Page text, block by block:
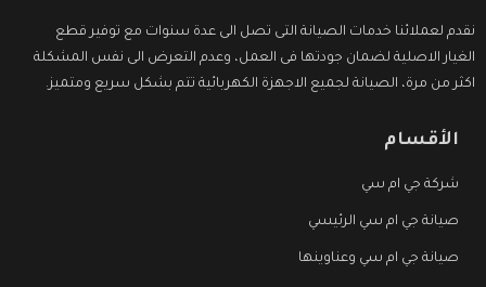
نقدم لعملائنا خدمات الصيانة التى تصل الى عدة سنوات مع توفير قطع
الغيار الاصلية لضمان جودتها فى العمل، وعدم التعرض الى نفس المشكلة
اكثر من مرة، الصيانة لجميع الاجهزة الكهربائية تتم بشكل سريع ومتميز.
الأقسام
شركة جي ام سي
صيانة جي ام سي الرئيسي
صيانة جي ام سي وعناوينها